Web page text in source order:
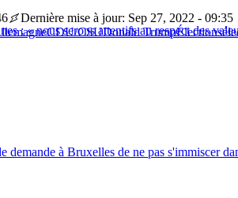
: « nous serons attentifs au respect des
Dernière mise à jour: Sep 27, 2022 - 09:35
CDU/CSUDonald TrumpÉlections
à Bruxelles de ne pas s'immiscer